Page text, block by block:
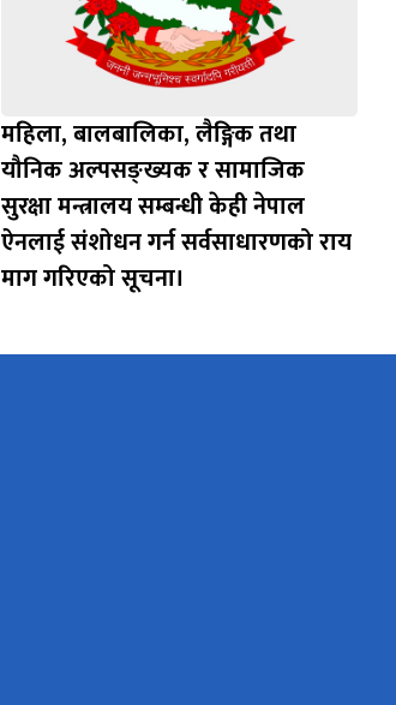
महिला, बालबालिका, लैङ्गिक तथा
यौनिक अल्पसङ्ख्यक र सामाजिक
सुरक्षा मन्त्रालय सम्बन्धी केही नेपाल
ऐनलाई संशोधन गर्न सर्वसाधारणको राय
माग गरिएको सूचना।